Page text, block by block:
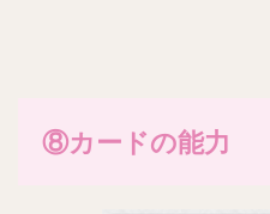
⑧カードの能力